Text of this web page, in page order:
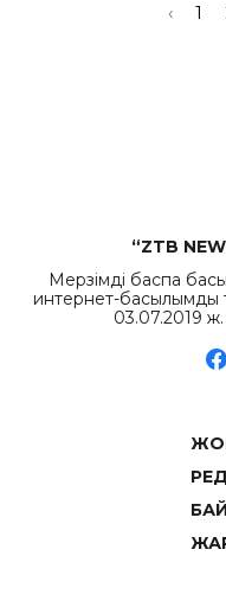
‹ 1
“ZTB
Мерзімді баспа
интернет-басылымды
03.07.2019